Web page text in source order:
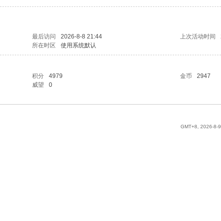
最后访问 2026-8-8 21:44 上次活动时间
所在时区
使用系统默认
积分 4979 金币
2947
威望
0
GMT+8, 2026-8-